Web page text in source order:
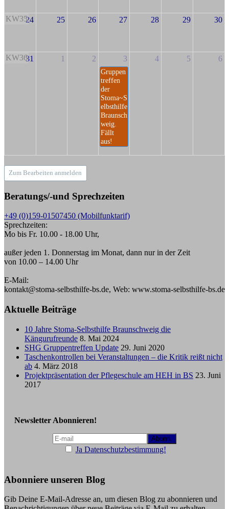
KW3524 25 26 27 28 29 30
KW3631 1 2 3
Gruppen
treffen
der
Stoma~S
elbsthilfe
Braunsch
weig.
Fällt
aus!
4 5 6
Zum Bearbeiten anmelden
Beratungs/-und Sprechzeiten
+49 (0)159-01507450 (Mobilfunktarif)
Sprechzeiten:
Mo bis Fr. 10.00 - 18.00 Uhr,
außer jeden 1. Donnerstag im Monat, dann nur in der Zeit
von 10.00 – 14.00 Uhr
E-Mail:
kontakt@stoma-selbsthilfe-bs.de, Web: www.stoma-selbsthilfe-bs.de
Aktuelle Beiträge
10 Jahre Stoma-Selbsthilfe Braunschweig die
Kängurufreunde 8. Mai 2024
SHG Gruppentreffen Update 29. Juni 2020
Taschenkontrollen bei Veranstaltungen – die Kritik reißt nicht
ab 4. März 2018
Projektpräsentation der Pflegeschule am HEH in BS 23. Juni
2017
Newsletter Abonnieren!
Ja Datenschutzbestimmung!
Abonniere unseren Blog
Gib Deine E-Mail-Adresse an, um diesen Blog zu abonnieren und